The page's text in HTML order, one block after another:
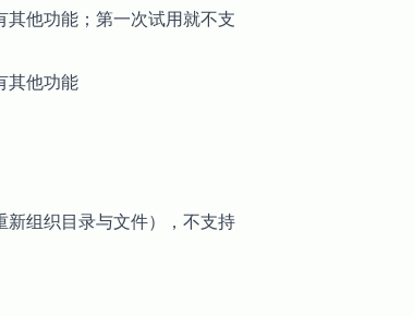
他功能；第一次试用就不支
其他功能
组织目录与文件），不支持